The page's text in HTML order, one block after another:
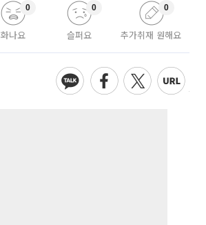
화나요
0
슬퍼요
0
추가취재 원해요
0